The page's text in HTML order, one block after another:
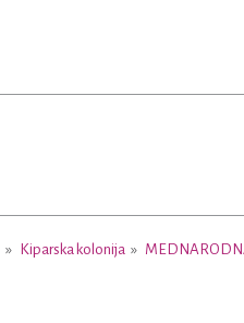
Kiparska kolonija